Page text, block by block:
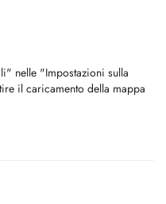
nelle "Impostazioni sulla
il caricamento della mappa